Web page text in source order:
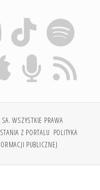
WSZYSTKIE PRAWA
Z PORTALU POLITYKA
PUBLICZNEJ